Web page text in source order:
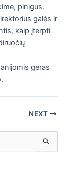
pinigus.
galės ir
kaip įterpti
geras
NEXT